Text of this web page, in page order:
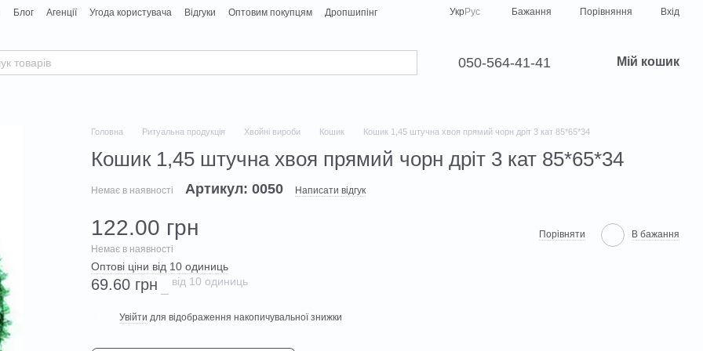
Блог Агенції Угода користувача Відгуки Оптовим покупцям
Дропшипінг
УкрРус Бажання Порівняння Вхід
050-564-41-41 Мій кошик
Головна Ритуальна продукція Хвойні вироби Кошик Кошик 1,45 штучна хвоя прямий чорн дріт 3 кат 85*65*34
Кошик 1,45 штучна хвоя прямий чорн дріт 3 кат 85*65*34
Немає в наявності Артикул: 0050 Написати відгук
122.00 грн
Немає в наявності
Порівняти В бажання
Оптові ціни від 10 одиниць
69.60 грн від 10 одиниць
Увійти для відображення накопичувальної знижки